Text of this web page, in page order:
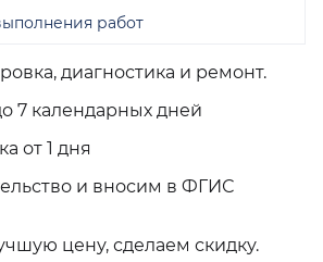
диагностика и ремонт.
7 календарных дней
от 1 дня
и вносим в ФГИС
цену, сделаем скидку.
работ